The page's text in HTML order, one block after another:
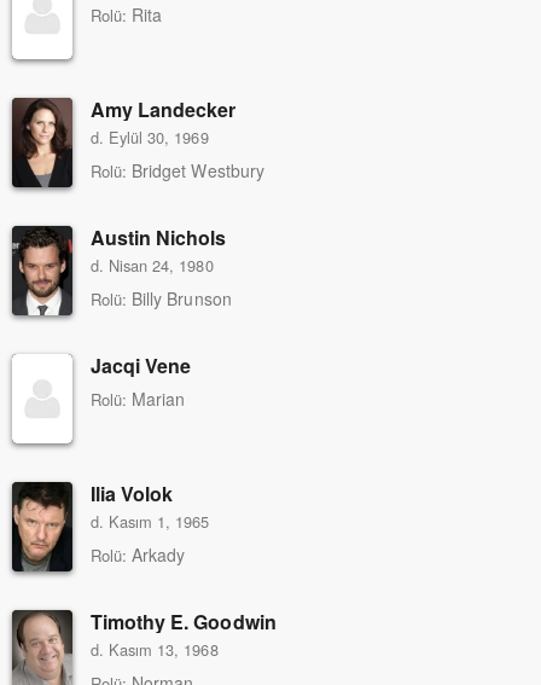
Rolü: Rita
Amy Landecker
d. Eylül 30, 1969
Rolü: Bridget Westbury
Austin Nichols
d. Nisan 24, 1980
Rolü: Billy Brunson
Jacqi Vene
Rolü: Marian
Ilia Volok
d. Kasım 1, 1965
Rolü: Arkady
Timothy E. Goodwin
d. Kasım 13, 1968